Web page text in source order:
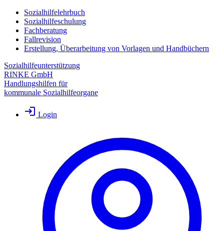
Sozialhilfelehrbuch
Sozialhilfeschulung
Fachberatung
Fallrevision
Erstellung, Überarbeitung von Vorlagen und Handbüchern
Sozialhilfeunterstützung
RINKE GmbH
Handlungshilfen für
kommunale Sozialhilfeorgane
Login